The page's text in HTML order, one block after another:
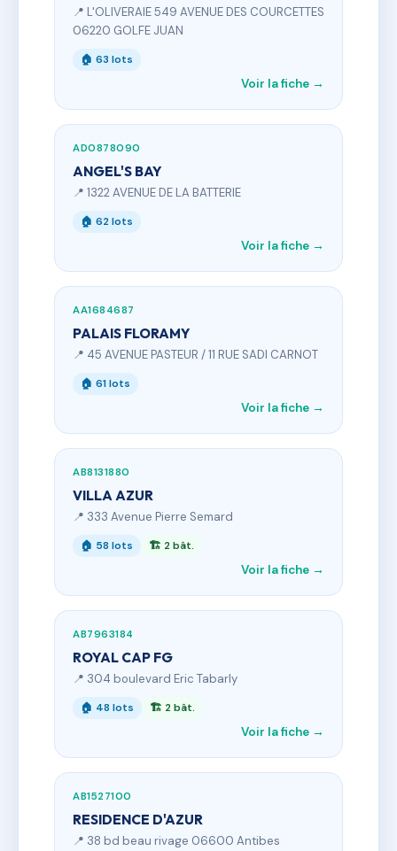
📍 L'OLIVERAIE 549 AVENUE DES COURCETTES
06220 GOLFE JUAN
🏠 63 lots
Voir la fiche →
AD0878090
ANGEL'S BAY
📍 1322 AVENUE DE LA BATTERIE
🏠 62 lots
Voir la fiche →
AA1684687
PALAIS FLORAMY
📍 45 AVENUE PASTEUR / 11 RUE SADI CARNOT
🏠 61 lots
Voir la fiche →
AB8131880
VILLA AZUR
📍 333 Avenue Pierre Semard
🏠 58 lots 🏗 2 bât.
Voir la fiche →
AB7963184
ROYAL CAP FG
📍 304 boulevard Eric Tabarly
🏠 48 lots 🏗 2 bât.
Voir la fiche →
AB1527100
RESIDENCE D'AZUR
📍 38 bd beau rivage 06600 Antibes